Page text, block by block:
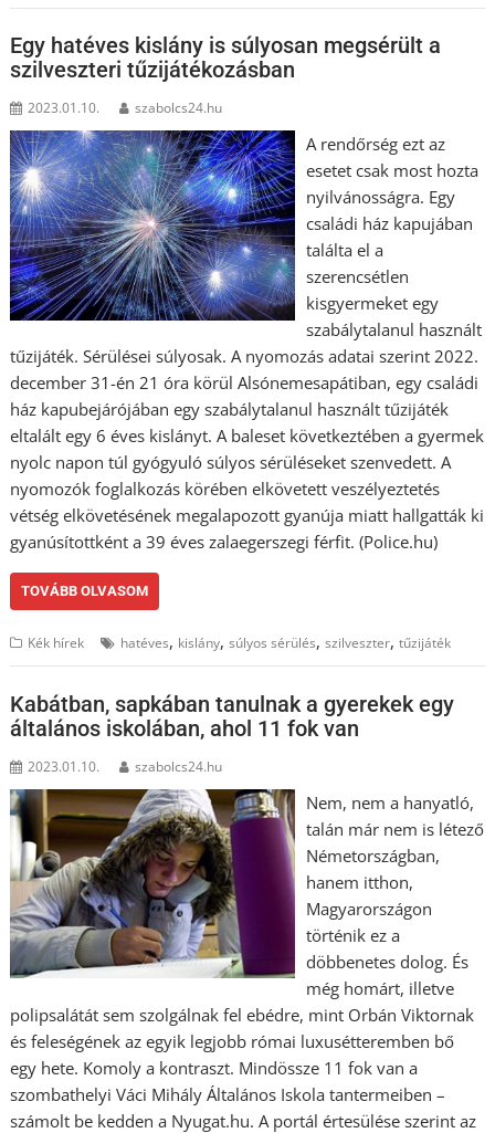
Egy hatéves kislány is súlyosan megsérült a
szilveszteri tűzijátékozásban
2023.01.10. szabolcs24.hu
A rendőrség ezt az
esetet csak most hozta
nyilvánosságra. Egy
családi ház kapujában
találta el a
szerencsétlen
kisgyermeket egy
szabálytalanul használt
tűzijáték. Sérülései súlyosak. A nyomozás adatai szerint 2022.
december 31-én 21 óra körül Alsónemesapátiban, egy családi
ház kapubejárójában egy szabálytalanul használt tűzijáték
eltalált egy 6 éves kislányt. A baleset következtében a gyermek
nyolc napon túl gyógyuló súlyos sérüléseket szenvedett. A
nyomozók foglalkozás körében elkövetett veszélyeztetés
vétség elkövetésének megalapozott gyanúja miatt hallgatták ki
gyanúsítottként a 39 éves zalaegerszegi férfit. (Police.hu)
TOVÁBB OLVASOM
Kék hírek hatéves, kislány,súlyos sérülés,szilveszter,tűzijáték
Kabátban, sapkában tanulnak a gyerekek egy
általános iskolában, ahol 11 fok van
2023.01.10. szabolcs24.hu
Nem, nem a hanyatló,
talán már nem is létező
Németországban,
hanem itthon,
Magyarországon
történik ez a
döbbenetes dolog. És
még homárt, illetve
polipsalátát sem szolgálnak fel ebédre, mint Orbán Viktornak
és feleségének az egyik legjobb római luxusétteremben bő
egy hete. Komoly a kontraszt. Mindössze 11 fok van a
szombathelyi Váci Mihály Általános Iskola tantermeiben –
számolt be kedden a Nyugat.hu. A portál értesülése szerint az